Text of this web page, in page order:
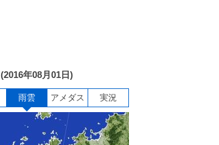
(2016年08月01日)
雨雲 アメダス 実況